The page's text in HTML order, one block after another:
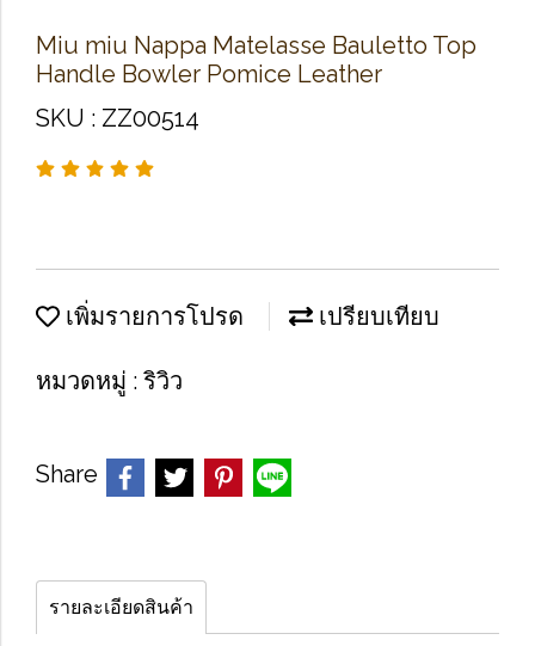
Miu miu Nappa Matelasse Bauletto Top
Handle Bowler Pomice Leather
SKU : ZZ00514
เพิ่มรายการโปรด เปรียบเทียบ
หมวดหมู่ : ริวิว
Share
รายละเอียดสินค้า